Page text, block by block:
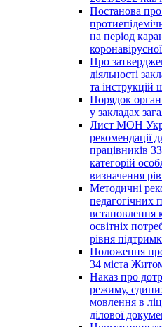
Постанова
на період
Про
діяльності
та інструкцій
Порядок
у закладах
Лист МОН
рекомендації
працівників
категорій
визначення
Методичні
педагогічних
встановлення
освітніх
рівня
Положення
34 міста
Наказ про
режиму,
мовлення в
ділової